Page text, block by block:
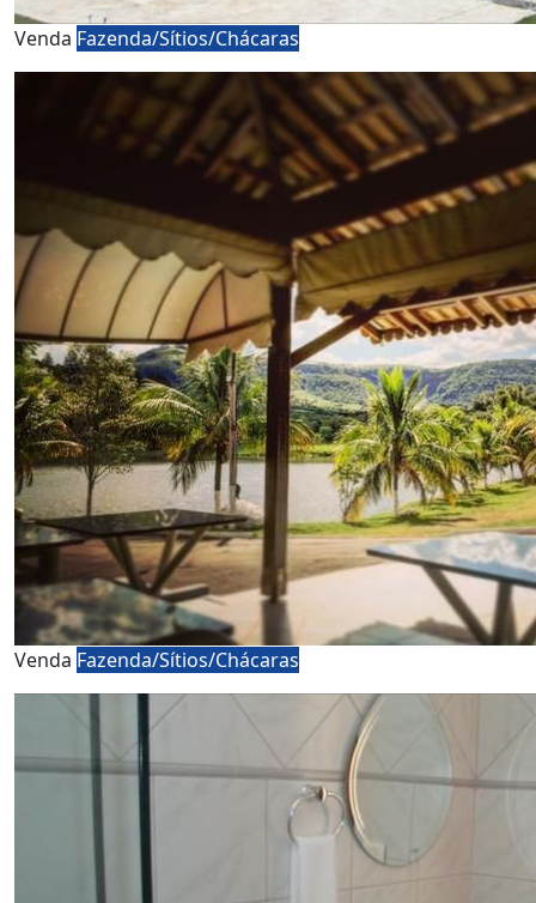
Venda Fazenda/Sítios/Chácaras
Venda Fazenda/Sítios/Chácaras